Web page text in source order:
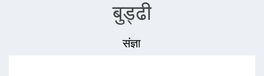
बुड्ढी
संज्ञा